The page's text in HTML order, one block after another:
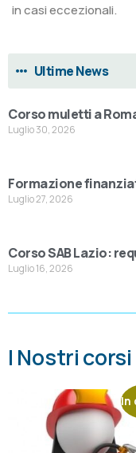
in casi eccezionali.
Ultime News
Corso muletti a
Luglio 30, 2026
Formazione
Luglio 27, 2026
Corso SAB Lazio:
Luglio 16, 2026
I Nostri corsi
In